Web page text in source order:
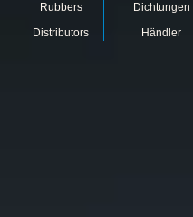
Rubbers
Distributors
Dichtungen
Händler